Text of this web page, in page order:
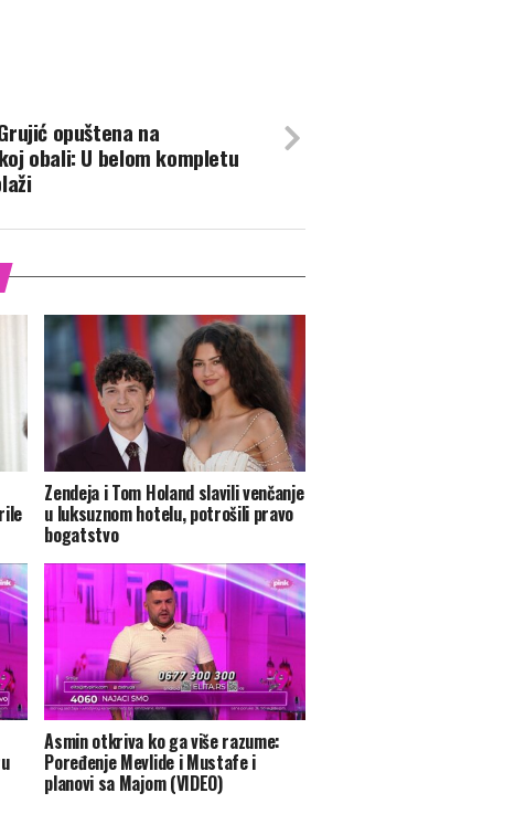
opuštena na
obali: U belom kompletu
Zendeja i Tom Holand slavili venčanje
u luksuznom hotelu, potrošili pravo
bogatstvo
Asmin otkriva ko ga više razume:
Poređenje Mevlide i Mustafe i
planovi sa Majom (VIDEO)